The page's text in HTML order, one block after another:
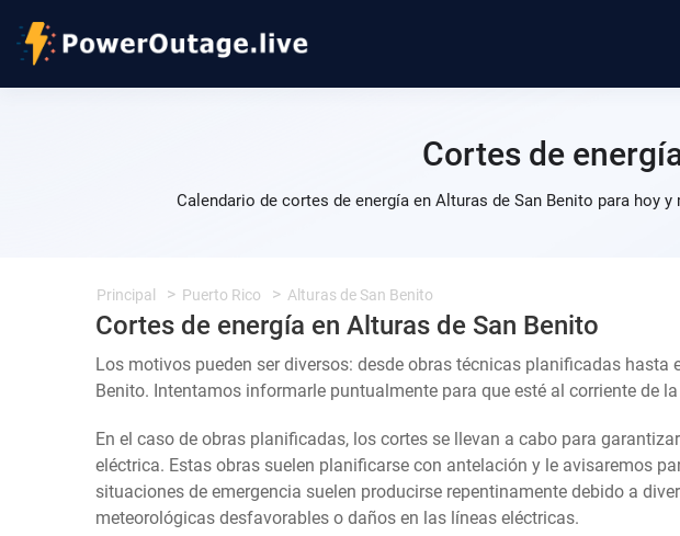
Cortes de
Calendario de cortes de energía en Alturas de San Benito para hoy
Principal Puerto Rico Alturas de San Benito
Cortes de energía en Alturas de San Benito
Los motivos pueden ser diversos: desde obras técnicas planificadas hasta
Benito. Intentamos informarle puntualmente para que esté al corriente de
En el caso de obras planificadas, los cortes se llevan a cabo para
eléctrica. Estas obras suelen planificarse con antelación y le avisaremos
situaciones de emergencia suelen producirse repentinamente debido a
meteorológicas desfavorables o daños en las líneas eléctricas.